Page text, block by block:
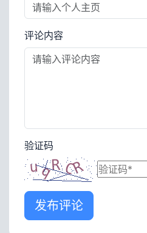
评论内容
验证码
发布评论